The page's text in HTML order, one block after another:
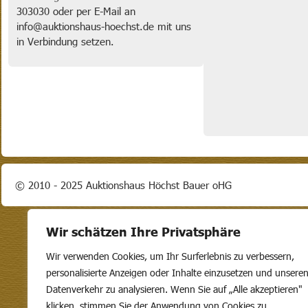
Wir schätzen Ihre Privatsphäre
Wir verwenden Cookies, um Ihr Surferlebnis zu verbessern,
personalisierte Anzeigen oder Inhalte einzusetzen und unseren
Datenverkehr zu analysieren. Wenn Sie auf „Alle akzeptieren"
303030 oder per E-Mail an
info@auktionshaus-hoechst.de mit uns
in Verbindung setzen.
© 2010 - 2025 Auktionshaus Höchst Bauer oHG